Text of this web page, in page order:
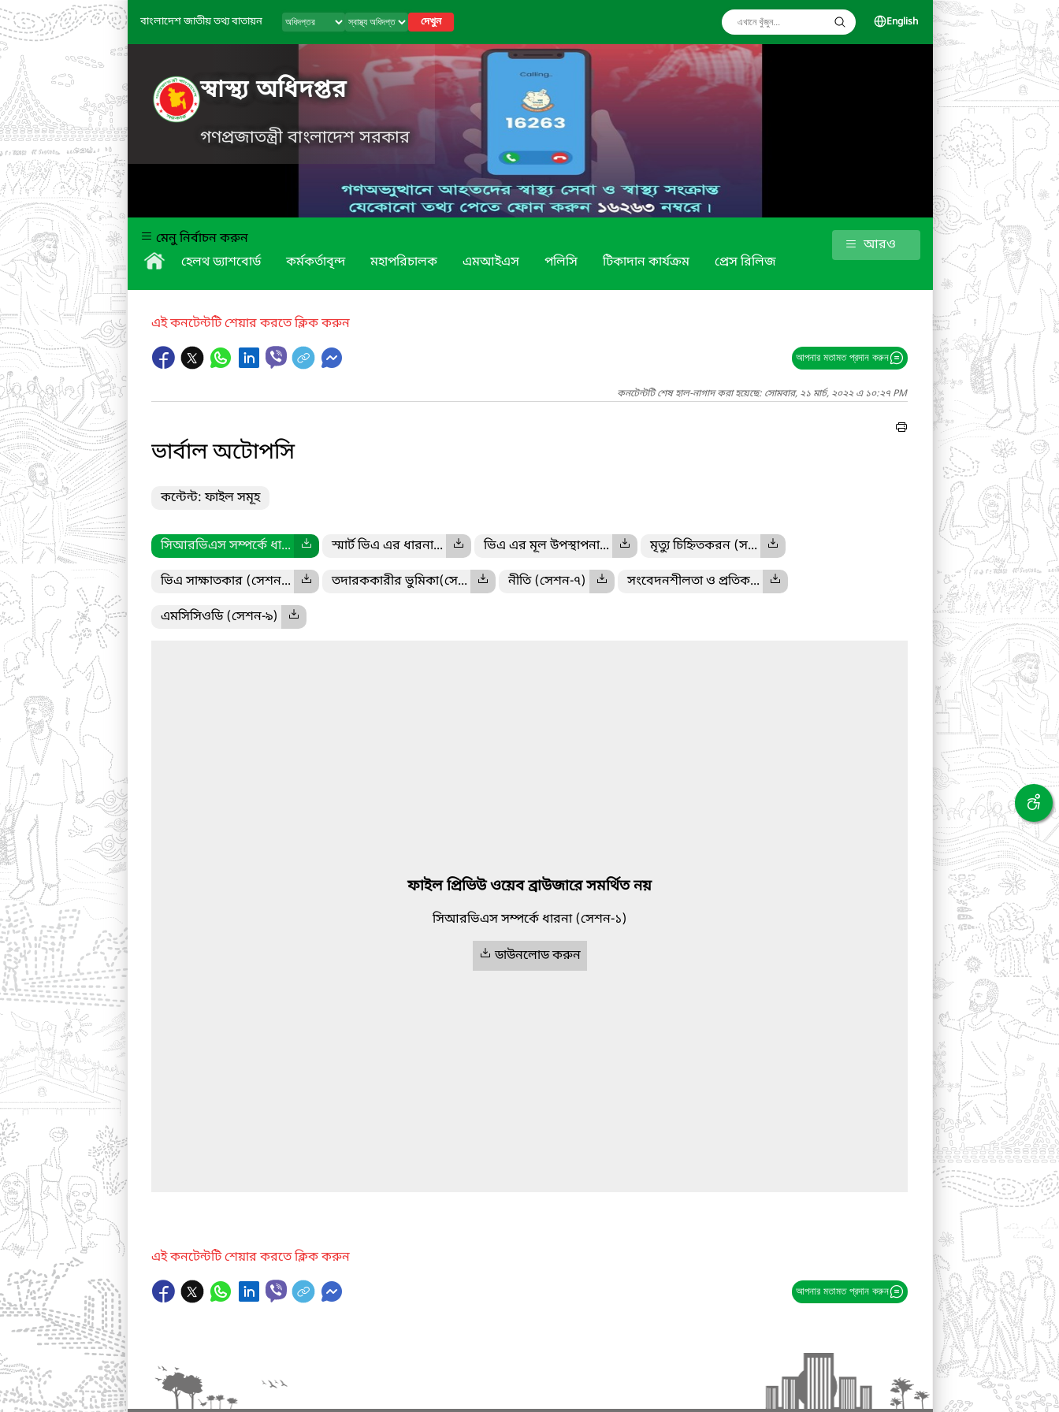
বাংলাদেশ জাতীয় তথ্য বাতায়ন দেখুন English
স্বাস্থ্য অধিদপ্তর
গণপ্রজাতন্ত্রী বাংলাদেশ সরকার
মেনু নির্বাচন করুন
হেলথ ড্যাশবোর্ড
কর্মকর্তাবৃন্দ মহাপরিচালক এমআইএস পলিসি টিকাদান কার্যক্রম প্রেস রিলিজ
আরও
এই কনটেন্টটি শেয়ার করতে ক্লিক করুন
আপনার মতামত প্রদান করুন
কনটেন্টটি শেষ হাল-নাগাদ করা হয়েছে: সোমবার, ২১ মার্চ, ২০২২ এ ১০:২৭ PM
ভার্বাল অটোপসি
কন্টেন্ট: ফাইল সমূহ
সিআরভিএস সম্পর্কে ধা... স্মার্ট ভিএ এর ধারনা... ভিএ এর মূল উপস্থাপনা... মৃত্যু চিহ্নিতকরন (স...
ভিএ সাক্ষাতকার (সেশন... তদারককারীর ভুমিকা(সে... নীতি (সেশন-৭) সংবেদনশীলতা ও প্রতিক...
এমসিসিওডি (সেশন-৯)
ফাইল প্রিভিউ ওয়েব ব্রাউজারে সমর্থিত নয়
সিআরভিএস সম্পর্কে ধারনা (সেশন-১)
ডাউনলোড করুন
এই কনটেন্টটি শেয়ার করতে ক্লিক করুন
আপনার মতামত প্রদান করুন